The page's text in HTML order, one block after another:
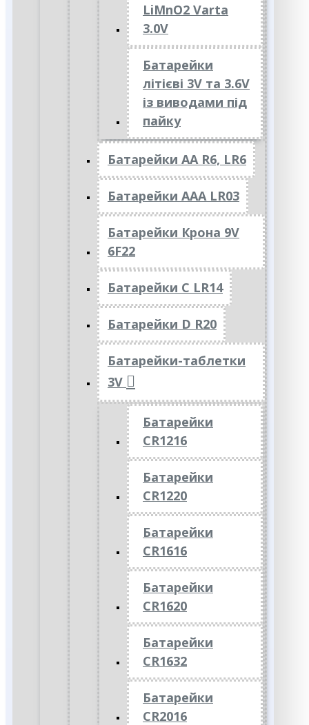
LiMnO2 Varta
3.0V
Батарейки
літієві 3V та 3.6V
із виводами під
пайку
Батарейки АА R6, LR6
Батарейки АAА LR03
Батарейки Крона 9V
6F22
Батарейки C LR14
Батарейки D R20
Батарейки-таблетки
3V
Батарейки
CR1216
Батарейки
CR1220
Батарейки
CR1616
Батарейки
CR1620
Батарейки
CR1632
Батарейки
CR2016